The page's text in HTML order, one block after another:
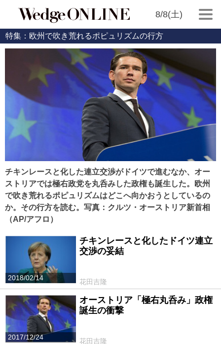
8/8(土)
特集：欧州で吹き荒れるポピュリズムの行方
チキンレースと化した連立交渉がドイツで進むなか、オー
ストリアでは極右政党を丸呑みした政権も誕生した。欧州
で吹き荒れるポピュリズムはどこへ向かおうとしているの
か。その行方を読む。写真：クルツ・オーストリア新首相
（AP/アフロ）
2018/02/14
チキンレースと化したドイツ連立
交渉の妥結
花田吉隆
2017/12/24
オーストリア「極右丸呑み」政権
誕生の衝撃
花田吉隆